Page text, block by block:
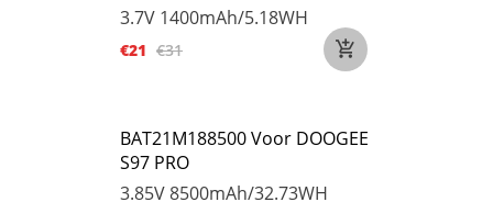
3.7V 1400mAh/5.18WH
€21 €31
BAT21M188500 Voor DOOGEE
S97 PRO
3.85V8500mAh/32.73WH